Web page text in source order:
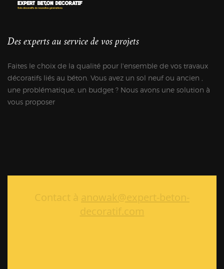
Des experts au service de vos projets
Faites le choix de la qualité pour l'ensemble de vos travaux
décoratifs liés au béton. Vous avez un sol neuf ou ancien ,
une problématique, un budget ? Nous avons une solution à
vous proposer